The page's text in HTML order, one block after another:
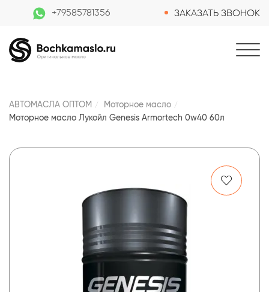
+79585781356 ЗАКАЗАТЬ ЗВОНОК
АВТОМАСЛА ОПТОМ
Моторное масло
Моторное масло Лукойл Genesis Armortech 0w40 60л